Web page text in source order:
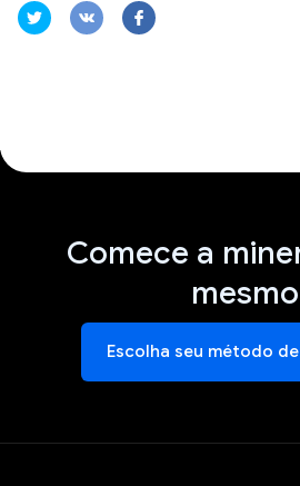
Comece a
Escolha seu método